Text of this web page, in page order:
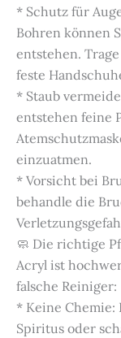
* Schutz für
Bohren können
entstehen.
feste
* Staub
entstehen feine
einzuatmen.
* Vorsicht bei
behandle die
🧼 Die richtige
Acryl ist
falsche Reiniger:
* Keine Chemie:
Spiritus oder